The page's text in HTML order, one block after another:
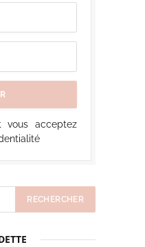
vous acceptez